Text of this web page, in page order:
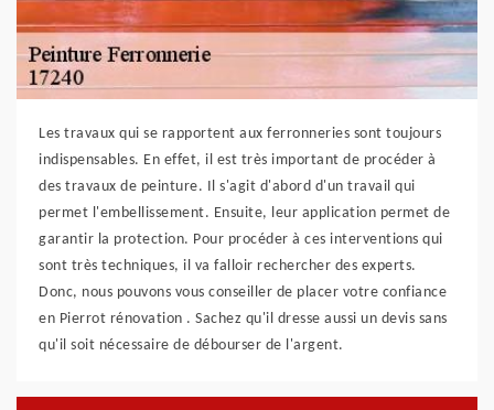
Les travaux qui se rapportent aux ferronneries sont toujours
indispensables. En effet, il est très important de procéder à
des travaux de peinture. Il s'agit d'abord d'un travail qui
permet l'embellissement. Ensuite, leur application permet de
garantir la protection. Pour procéder à ces interventions qui
sont très techniques, il va falloir rechercher des experts.
Donc, nous pouvons vous conseiller de placer votre confiance
en Pierrot rénovation . Sachez qu'il dresse aussi un devis sans
qu'il soit nécessaire de débourser de l'argent.